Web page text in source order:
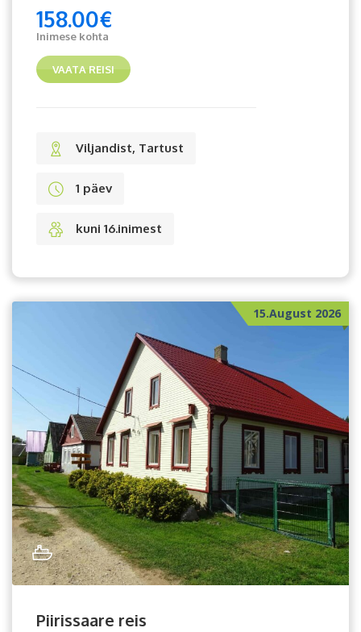
158.00€
Inimese kohta
VAATA REISI
Viljandist, Tartust
1 päev
kuni 16.inimest
15.August 2026
Piirissaare reis